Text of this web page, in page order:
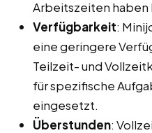
Arbeitszeiten haben
Verfügbarkeit:
eine geringere
Teilzeit- und
für spezifische
eingesetzt.
Überstunden: